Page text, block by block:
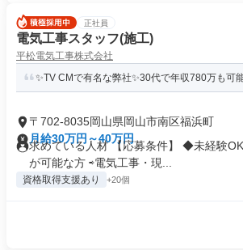
正社員
電気工事スタッフ(施工)
平松電気工事株式会社
✨TV CMで有名な弊社✨30代で年収780万も可
〒702-8035岡山県岡山市南区福浜町
月給30万円～40万円
求めている人材 【応募条件】 ◆未経験
が可能な方 ⇨電気工事・現...
資格取得支援あり +20個